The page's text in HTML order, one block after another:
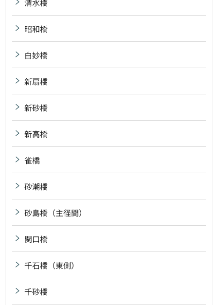
清水橋
昭和橋
白妙橋
新扇橋
新砂橋
新高橋
雀橋
砂潮橋
砂島橋（主径間）
関口橋
千石橋（東側）
千砂橋